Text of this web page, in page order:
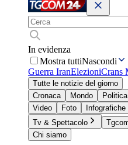
In evidenza
Mostra tuttiNascondi
Guerra IranElezioniCrans
Tutte le notizie del giorno
Cronaca
Mondo Politica
Video
Foto Infografiche
Tv & Spettacolo
Chi siamo